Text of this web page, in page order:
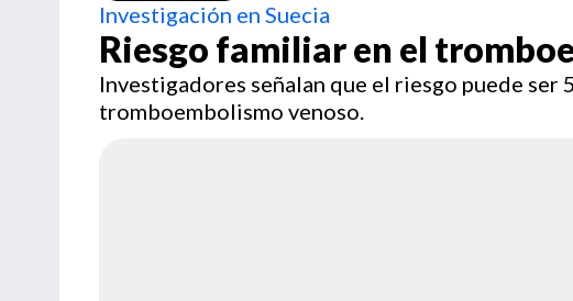
Investigación en Suecia
Riesgo familiar en el
Investigadores señalan que el riesgo puede ser
tromboembolismo venoso.